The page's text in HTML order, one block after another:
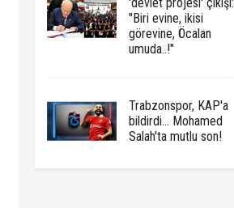
"Biri evine, ikisi
görevine, Öcalan
umuda..!"
Trabzonspor, KAP'a
bildirdi... Mohamed
Salah'ta mutlu son!